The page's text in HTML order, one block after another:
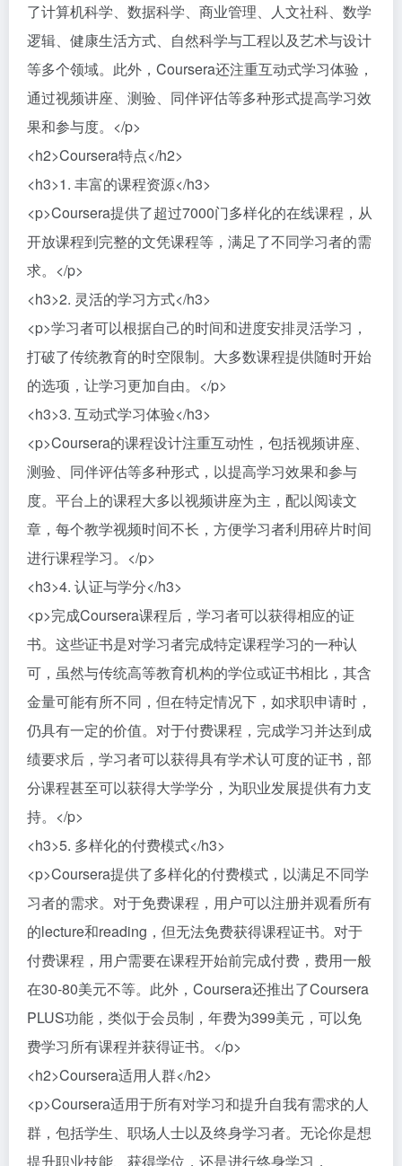
了计算机科学、数据科学、商业管理、人文社科、数学
逻辑、健康生活方式、自然科学与工程以及艺术与设计
等多个领域。此外，Coursera还注重互动式学习体验，
通过视频讲座、测验、同伴评估等多种形式提高学习效
果和参与度。</p>
<h2>Coursera特点</h2>
<h3>1. 丰富的课程资源</h3>
<p>Coursera提供了超过7000门多样化的在线课程，从
开放课程到完整的文凭课程等，满足了不同学习者的需
求。</p>
<h3>2. 灵活的学习方式</h3>
<p>学习者可以根据自己的时间和进度安排灵活学习，
打破了传统教育的时空限制。大多数课程提供随时开始
的选项，让学习更加自由。</p>
<h3>3. 互动式学习体验</h3>
<p>Coursera的课程设计注重互动性，包括视频讲座、
测验、同伴评估等多种形式，以提高学习效果和参与
度。平台上的课程大多以视频讲座为主，配以阅读文
章，每个教学视频时间不长，方便学习者利用碎片时间
进行课程学习。</p>
<h3>4. 认证与学分</h3>
<p>完成Coursera课程后，学习者可以获得相应的证
书。这些证书是对学习者完成特定课程学习的一种认
可，虽然与传统高等教育机构的学位或证书相比，其含
金量可能有所不同，但在特定情况下，如求职申请时，
仍具有一定的价值。对于付费课程，完成学习并达到成
绩要求后，学习者可以获得具有学术认可度的证书，部
分课程甚至可以获得大学学分，为职业发展提供有力支
持。</p>
<h3>5. 多样化的付费模式</h3>
<p>Coursera提供了多样化的付费模式，以满足不同学
习者的需求。对于免费课程，用户可以注册并观看所有
的lecture和reading，但无法免费获得课程证书。对于
付费课程，用户需要在课程开始前完成付费，费用一般
在30-80美元不等。此外，Coursera还推出了Coursera
PLUS功能，类似于会员制，年费为399美元，可以免
费学习所有课程并获得证书。</p>
<h2>Coursera适用人群</h2>
<p>Coursera适用于所有对学习和提升自我有需求的人
群，包括学生、职场人士以及终身学习者。无论你是想
提升职业技能、获得学位，还是进行终身学习，